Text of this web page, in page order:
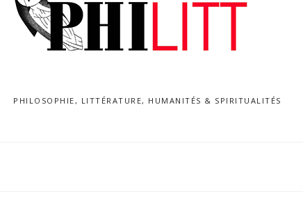
PHILOSOPHIE, LITTÉRATURE, HUMANITÉS & SPIRITUALITÉS